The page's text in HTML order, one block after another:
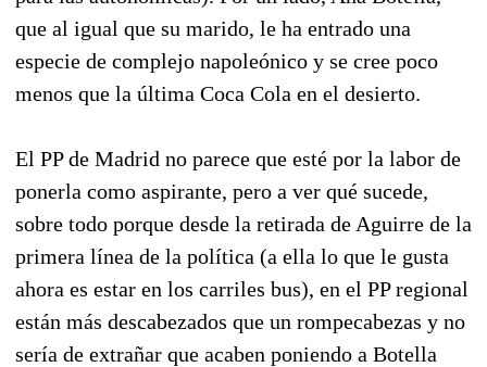
que al igual que su marido, le ha entrado una
especie de complejo napoleónico y se cree poco
menos que la última Coca Cola en el desierto.
El PP de Madrid no parece que esté por la labor de
ponerla como aspirante, pero a ver qué sucede,
sobre todo porque desde la retirada de Aguirre de la
primera línea de la política (a ella lo que le gusta
ahora es estar en los carriles bus), en el PP regional
están más descabezados que un rompecabezas y no
sería de extrañar que acaben poniendo a Botella